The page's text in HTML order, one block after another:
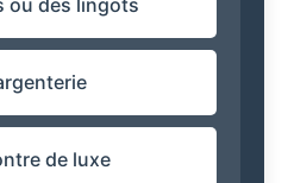
ou des lingots
de luxe